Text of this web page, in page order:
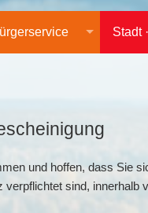
Stadt
und hoffen, dass Sie
sind, innerhalb